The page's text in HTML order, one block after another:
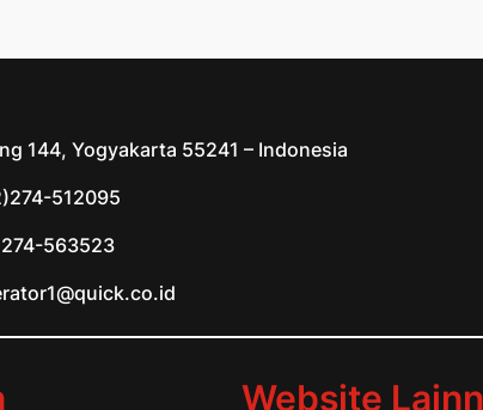
144, Yogyakarta 55241 – Indonesia
512095
563523
Website